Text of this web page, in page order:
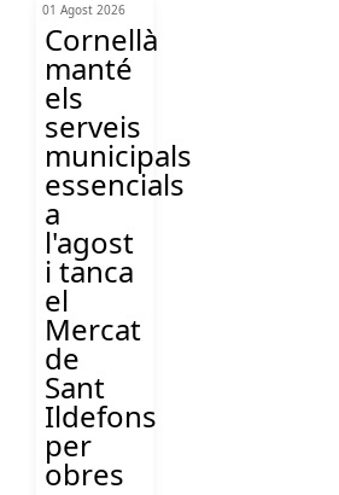
01 Agost 2026
Cornellà
manté
els
serveis
municipals
essencials
a
l'agost
i tanca
el
Mercat
de
Sant
Ildefons
per
obres